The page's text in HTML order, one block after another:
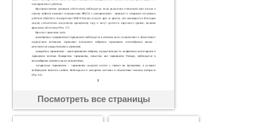
Посмотреть все страницы